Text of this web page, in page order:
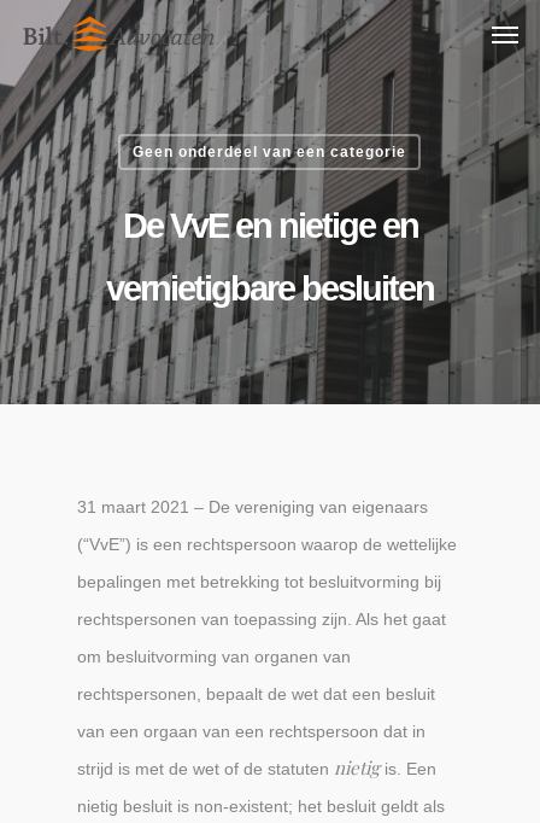
main
content
Geen onderdeel van een categorie
De VvE en nietige en
vernietigbare besluiten
31 maart 2021 – De vereniging van eigenaars
(“VvE”) is een rechtspersoon waarop de wettelijke
bepalingen met betrekking tot besluitvorming bij
rechtspersonen van toepassing zijn. Als het gaat
om besluitvorming van organen van
rechtspersonen, bepaalt de wet dat een besluit
van een orgaan van een rechtspersoon dat in
strijd is met de wet of de statuten nietigis. Een
nietig besluit is non-existent; het besluit geldt als